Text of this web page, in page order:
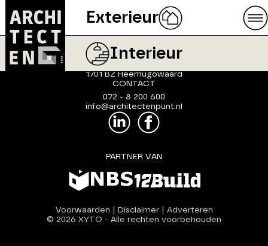
Exterieur
Interieur
ArchitectenPunt is onderdeel
ADRES
Van Benthuizenlaan 1
1701 BZ Heerhugowaard
CONTACT
072 - 8 200 600
info@architectenpunt.nl
PARTNER VAN
Voorwaarden Disclaimer| Adverteren
© 2026 XYTO - Alle rechten voorbehouden